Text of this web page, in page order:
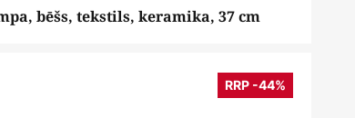
bēšs, tekstils, keramika, 37 cm
RRP -44%